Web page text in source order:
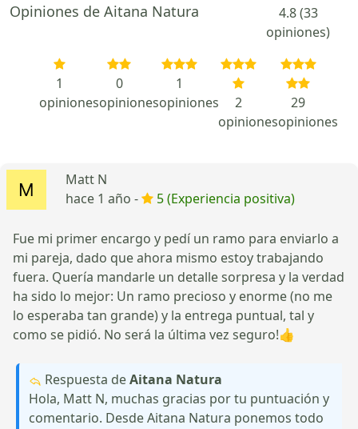
Opiniones de Aitana Natura
4.8 (33
opiniones)
1
opiniones
0
opiniones
1
opiniones
2
opiniones
29
opiniones
Matt N
hace 1 año -
5 (Experiencia positiva)
Fue mi primer encargo y pedí un ramo para enviarlo a
mi pareja, dado que ahora mismo estoy trabajando
fuera. Quería mandarle un detalle sorpresa y la verdad
ha sido lo mejor: Un ramo precioso y enorme (no me
lo esperaba tan grande) y la entrega puntual, tal y
como se pidió. No será la última vez seguro!👍
Respuesta deAitana Natura
Hola, Matt N, muchas gracias por tu puntuación y
comentario. Desde Aitana Natura ponemos todo